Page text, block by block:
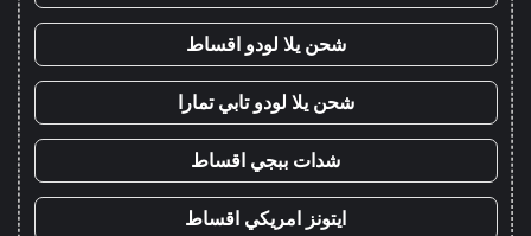
شحن يلا لودو اقساط
شحن يلا لودو تابي تمارا
شدات ببجي اقساط
ايتونز امريكي اقساط